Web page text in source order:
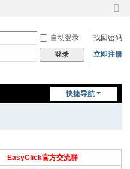
切
到
窄
自动登录
找回密码
登录 立即注册
快捷导航
EasyClick官方交流群